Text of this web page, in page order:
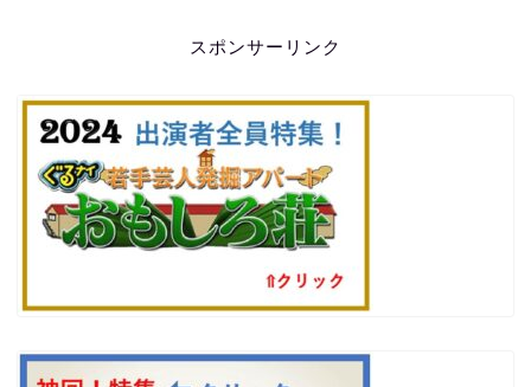
スポンサーリンク